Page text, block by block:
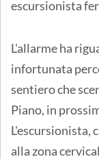
escursionista
L'allarme ha
infortunata
sentiero che
Piano, in
L'escursionista,
alla zona